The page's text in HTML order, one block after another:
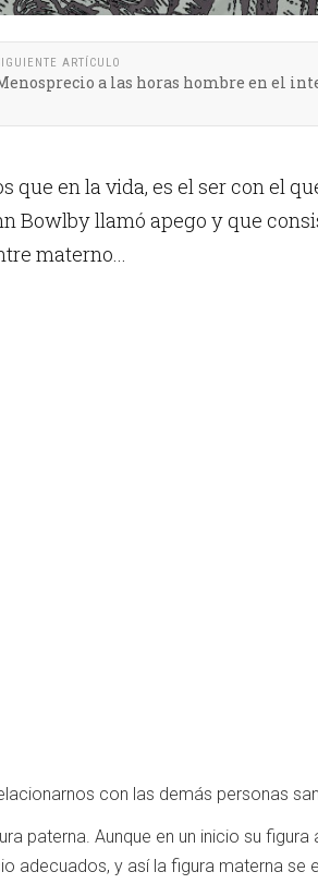
ARTÍCULO
a las horas hombre en el
en la vida, es el ser con el
Bowlby llamó apego y que
materno...
con las demás personas
Aunque en un inicio su figura
adecuados, y así la figura materna se